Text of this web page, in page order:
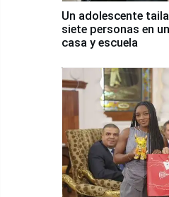
Un adolescente
siete personas en
casa y escuela